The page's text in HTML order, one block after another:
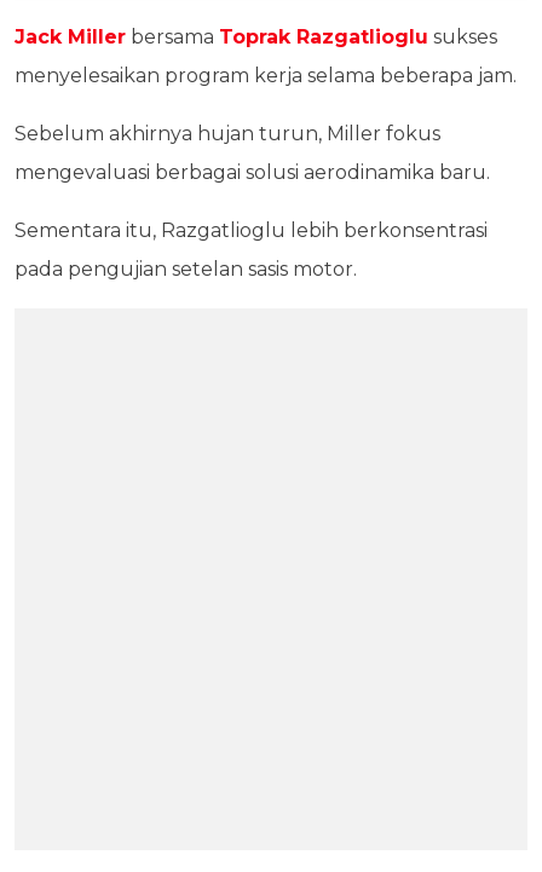
Jack Miller bersama Toprak Razgatlioglu sukses
menyelesaikan program kerja selama beberapa jam.
Sebelum akhirnya hujan turun, Miller fokus
mengevaluasi berbagai solusi aerodinamika baru.
Sementara itu, Razgatlioglu lebih berkonsentrasi
pada pengujian setelan sasis motor.